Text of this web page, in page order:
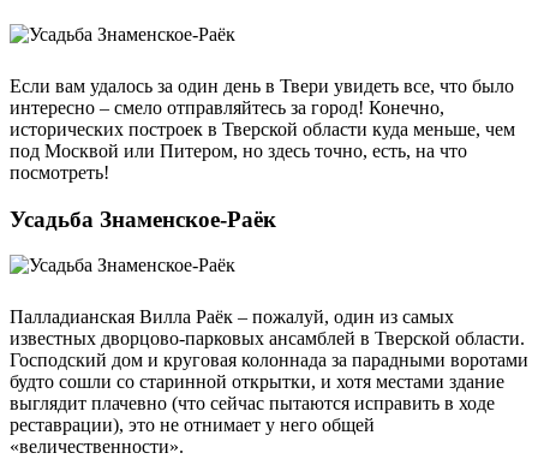
Если вам удалось за один день в Твери увидеть все, что было
интересно – смело отправляйтесь за город! Конечно,
исторических построек в Тверской области куда меньше, чем
под Москвой или Питером, но здесь точно, есть, на что
посмотреть!
Усадьба Знаменское-Раёк
Палладианская Вилла Раёк – пожалуй, один из самых
известных дворцово-парковых ансамблей в Тверской области.
Господский дом и круговая колоннада за парадными воротами
будто сошли со старинной открытки, и хотя местами здание
выглядит плачевно (что сейчас пытаются исправить в ходе
реставрации), это не отнимает у него общей
«величественности».